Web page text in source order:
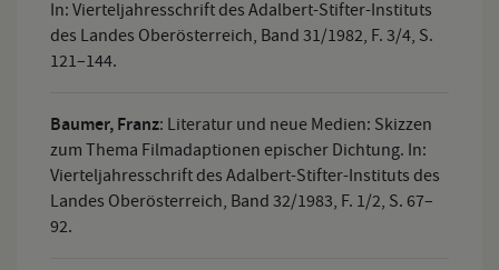
In: Vierteljahresschrift des Adalbert-Stifter-Instituts
des Landes Oberösterreich, Band 31/1982, F. 3/4, S.
121–144.
Baumer, Franz: Literatur und neue Medien: Skizzen
zum Thema Filmadaptionen epischer Dichtung. In:
Vierteljahresschrift des Adalbert-Stifter-Instituts des
Landes Oberösterreich, Band 32/1983, F. 1/2, S. 67–
92.